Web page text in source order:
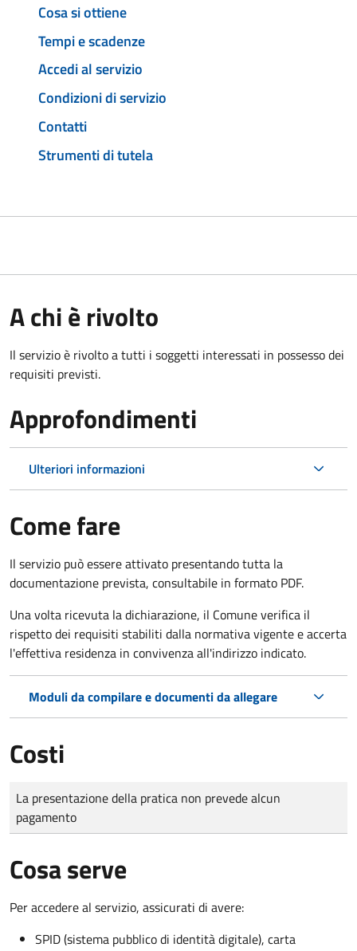
Cosa si ottiene
Tempi e scadenze
Accedi al servizio
Condizioni di servizio
Contatti
Strumenti di tutela
A chi è rivolto
Il servizio è rivolto a tutti i soggetti interessati in possesso dei
requisiti previsti.
Approfondimenti
Ulteriori informazioni
Come fare
Il servizio può essere attivato presentando tutta la
documentazione prevista, consultabile in formato PDF.
Una volta ricevuta la dichiarazione, il Comune verifica il
rispetto dei requisiti stabiliti dalla normativa vigente e accerta
l'effettiva residenza in convivenza all'indirizzo indicato.
Moduli da compilare e documenti da allegare
Costi
Tipo di pagamento
Importo
La presentazione della pratica non prevede alcun
pagamento
Cosa serve
Per accedere al servizio, assicurati di avere:
SPID (sistema pubblico di identità digitale), carta